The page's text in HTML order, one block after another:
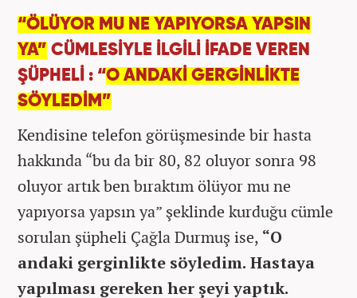
“ÖLÜYOR MU NE YAPIYORSA YAPSIN
YA” CÜMLESİYLE İLGİLİ İFADE VEREN
ŞÜPHELİ : “O ANDAKİ GERGİNLİKTE
SÖYLEDİM”
Kendisine telefon görüşmesinde bir hasta
hakkında “bu da bir 80, 82 oluyor sonra 98
oluyor artık ben bıraktım ölüyor mu ne
yapıyorsa yapsın ya” şeklinde kurduğu cümle
sorulan şüpheli Çağla Durmuş ise, “O
andaki gerginlikte söyledim. Hastaya
yapılması gereken her şeyi yaptık.